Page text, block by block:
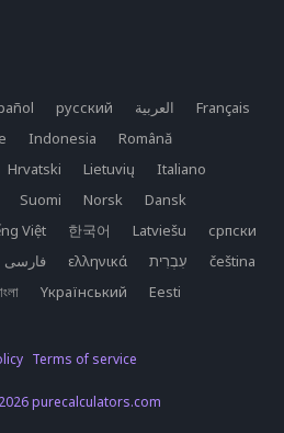
русский العربية
Français
Indonesia
Română
Hrvatski Lietuvių
Italiano
Suomi Norsk
Dansk
Việt 한국어 Latviešu
српски
فارسی ελληνικά
čeština
Yкраїнський Eesti
Terms of service
purecalculators.com